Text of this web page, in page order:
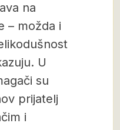
na
– možda i
U
su
prijatelj
i